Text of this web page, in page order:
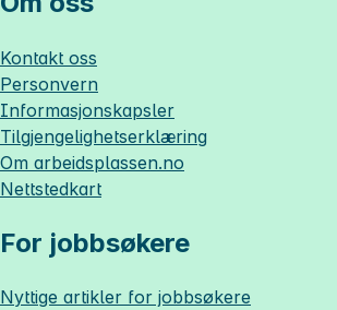
Kontakt oss
Personvern
Informasjonskapsler
Tilgjengelighetserklæring
Om arbeidsplassen.no
Nettstedkart
For jobbsøkere
Nyttige artikler for jobbsøkere